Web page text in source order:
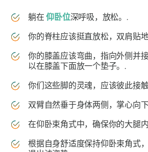
躺在仰卧位深呼吸，放松。.
你的脊柱应该挺直放松，双肩贴
你的膝盖应该弯曲，指向外侧并
以在膝盖下面放一个垫子。.
你们这些脚的灵魂，应该彼此接
双臂自然垂于身体两侧，掌心向
在仰卧束角式中，确保你的大腿
根据自身舒适度保持仰卧束角式